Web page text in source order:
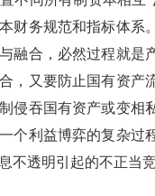
财务规范和指标体系
融合，必然过程就是
，又要防止国有资产
侵吞国有资产或变相
个利益博弈的复杂过
不透明引起的不正当竞